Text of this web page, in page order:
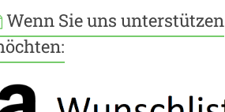
Wenn Sie uns unterstützen